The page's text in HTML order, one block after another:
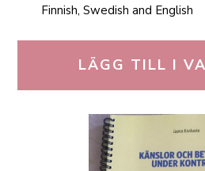
Finnish, Swedish and English
LÄGG TILL I